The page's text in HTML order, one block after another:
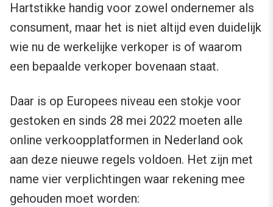
Hartstikke handig voor zowel ondernemer als
consument, maar het is niet altijd even duidelijk
wie nu de werkelijke verkoper is of waarom
een bepaalde verkoper bovenaan staat.
Daar is op Europees niveau een stokje voor
gestoken en sinds 28 mei 2022 moeten alle
online verkoopplatformen in Nederland ook
aan deze nieuwe regels voldoen. Het zijn met
name vier verplichtingen waar rekening mee
gehouden moet worden: